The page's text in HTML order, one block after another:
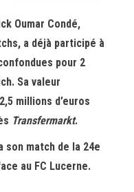
Oumar Condé,
a déjà participé à
pour 2
Sa valeur
millions d’euros
Transfermarkt.
son match de la 24e
au FC Lucerne.